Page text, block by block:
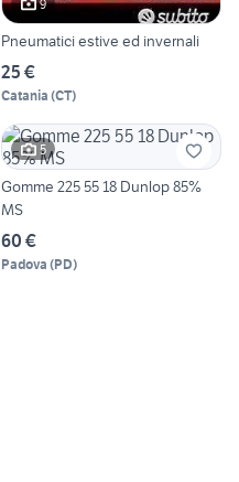
9
Pneumatici estive ed invernali
25 €
Catania (CT)
5
Gomme 225 55 18 Dunlop 85%
MS
60 €
Padova (PD)